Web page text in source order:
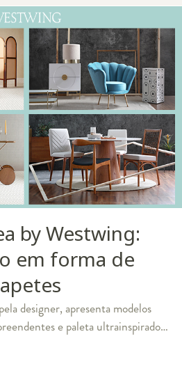
by Westwing:
em forma de
designer, apresenta modelos
e paleta ultrainspiradora